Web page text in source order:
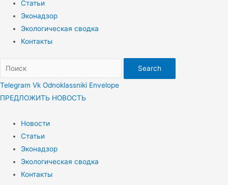
Статьи
Эконадзор
Экологическая сводка
Контакты
Search
Telegram Vk Odnoklassniki Envelope
ПРЕДЛОЖИТЬ НОВОСТЬ
Новости
Статьи
Эконадзор
Экологическая сводка
Контакты